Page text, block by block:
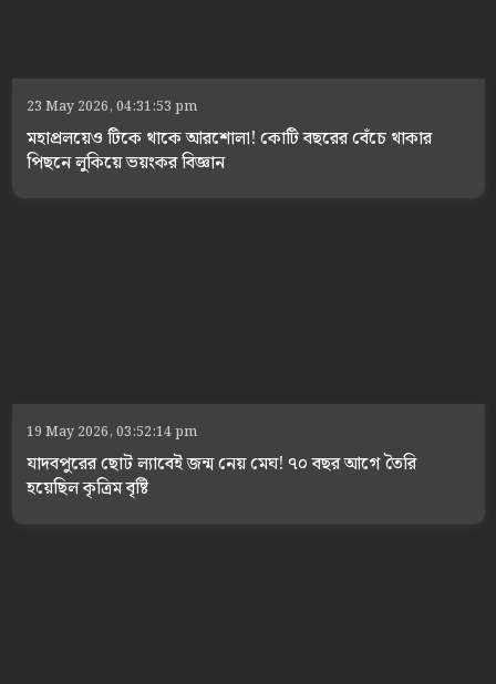
23 May 2026, 04:31:53 pm
মহাপ্রলয়েও টিকে থাকে আরশোলা! কোটি বছরের বেঁচে থাকার
পিছনে লুকিয়ে ভয়ংকর বিজ্ঞান
19 May 2026, 03:52:14 pm
যাদবপুরের ছোট ল্যাবেই জন্ম নেয় মেঘ! ৭০ বছর আগে তৈরি
হয়েছিল কৃত্রিম বৃষ্টি